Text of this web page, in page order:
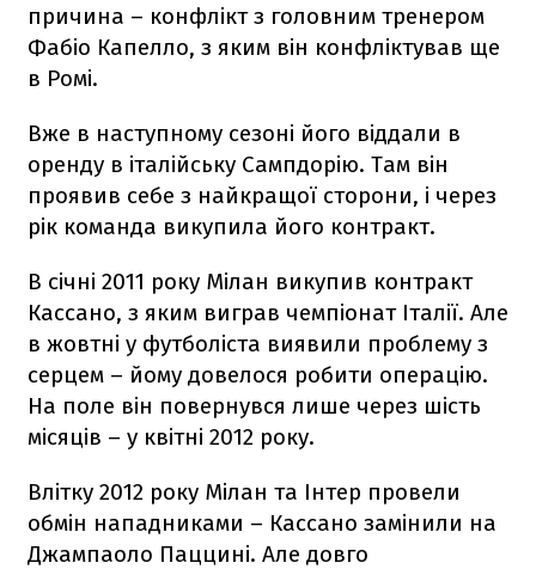
причина – конфлікт з головним тренером
Фабіо Капелло, з яким він конфліктував ще
в Ромі.
Вже в наступному сезоні його віддали в
оренду в італійську Сампдорію. Там він
проявив себе з найкращої сторони, і через
рік команда викупила його контракт.
В січні 2011 року Мілан викупив контракт
Кассано, з яким виграв чемпіонат Італії. Але
в жовтні у футболіста виявили проблему з
серцем – йому довелося робити операцію.
На поле він повернувся лише через шість
місяців – у квітні 2012 року.
Влітку 2012 року Мілан та Інтер провели
обмін нападниками – Кассано замінили на
Джампаоло Паццині. Але довго